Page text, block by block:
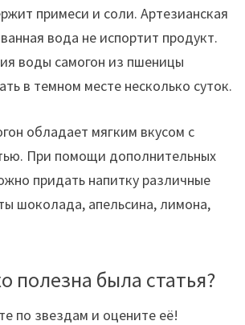
примеси и соли. Артезианская
вода не испортит продукт.
воды самогон из пшеницы
в темном месте несколько суток.
обладает мягким вкусом с
При помощи дополнительных
придать напитку различные
шоколада, апельсина, лимона,
полезна была статья?
по звездам и оцените её!